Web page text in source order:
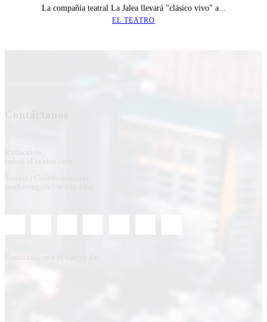
La compañía teatral La Jalea llevará "clásico vivo" a...
EL TEATRO
Contáctanos
Redacción:
info@el-teatro.com
Ventas | Colaboraciones:
marketing@el-teatro.com
Contamos con el apoyo de: